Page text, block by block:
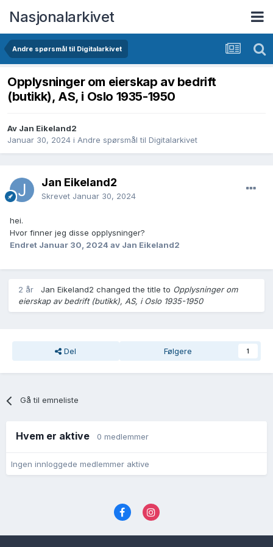
Nasjonalarkivet
Andre spørsmål til Digitalarkivet
Opplysninger om eierskap av bedrift
(butikk), AS, i Oslo 1935-1950
Av Jan Eikeland2
Januar 30, 2024 i Andre spørsmål til Digitalarkivet
Jan Eikeland2
Skrevet Januar 30, 2024
hei.
Hvor finner jeg disse opplysninger?
Endret Januar 30, 2024 av Jan Eikeland2
2 år Jan Eikeland2 changed the title to Opplysninger om
eierskap av bedrift (butikk), AS, i Oslo 1935-1950
Del Følgere 1
Gå til emneliste
Hvem er aktive 0 medlemmer
Ingen innloggede medlemmer aktive